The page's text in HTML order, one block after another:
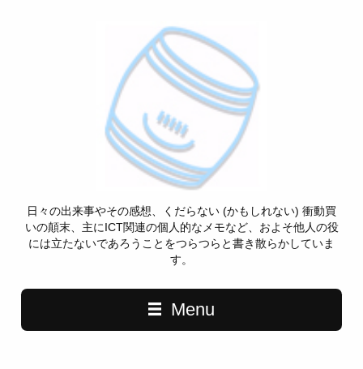
日々の出来事やその感想、くだらない (かもしれない) 衝動買
いの顛末、主にICT関連の個人的なメモなど、およそ他人の役
には立たないであろうことをつらつらと書き散らかしていま
す。
Menu